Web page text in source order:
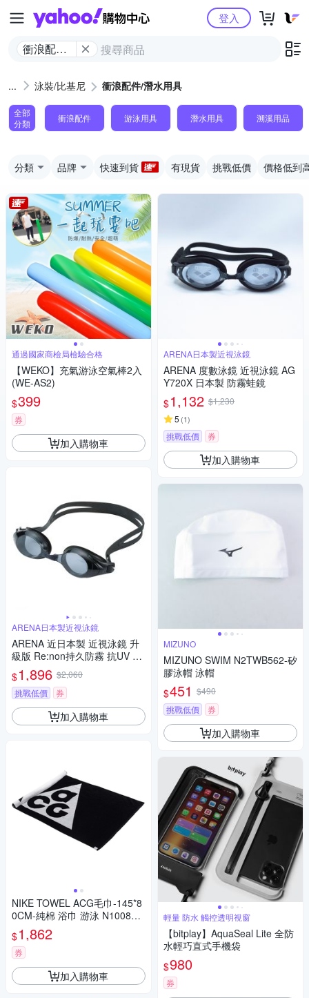
Yahoo購物中心
衝浪配件/
登入
泳裝/比基尼 衝浪配件/潛水用具
全部
分類
衝浪配件 游泳用具 潛水用具 溯溪用品
分類 品牌 快速到貨 有現貨 挑戰低價 價格低到
通過國家商檢局檢驗合格
【WEKO】充氣游泳空氣棒2入
(WE-AS2)
$399
券
加入購物車
ARENA日本製近視泳鏡
ARENA 近日本製 近視泳鏡 升
級版 Re:non持久防霧 抗UV A
GL4600XE-分度數
$1,896 $2,060
挑戰低價
券
加入購物車
NIKE TOWEL ACG毛巾-145*8
0CM-純棉 浴巾 游泳 N100882
0012OS 黑白
$1,862
券
加入購物車
ARENA日本製近視泳鏡
ARENA 度數泳鏡 近視泳鏡 AG
Y720X 日本製 防霧蛙鏡
$1,132 $1,230
5 (1)
挑戰低價 券
加入購物車
MIZUNO
MIZUNO SWIM N2TWB562-矽
膠泳帽 泳帽
$451 $490
挑戰低價
券
加入購物車
輕量 防水 觸控透明視窗
【bitplay】AquaSeal Lite 全防
水輕巧直式手機袋
$980
券